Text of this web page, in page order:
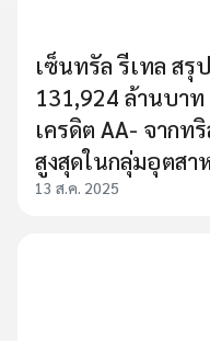
เซ็นทรัล รีเทล สรุ
131,924 ล้านบา
เครดิต AA- จาก
สูงสุดในกลุ่มอุตสา
13 ส.ค. 2025